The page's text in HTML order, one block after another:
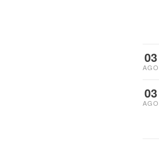
03
AGO
03
AGO